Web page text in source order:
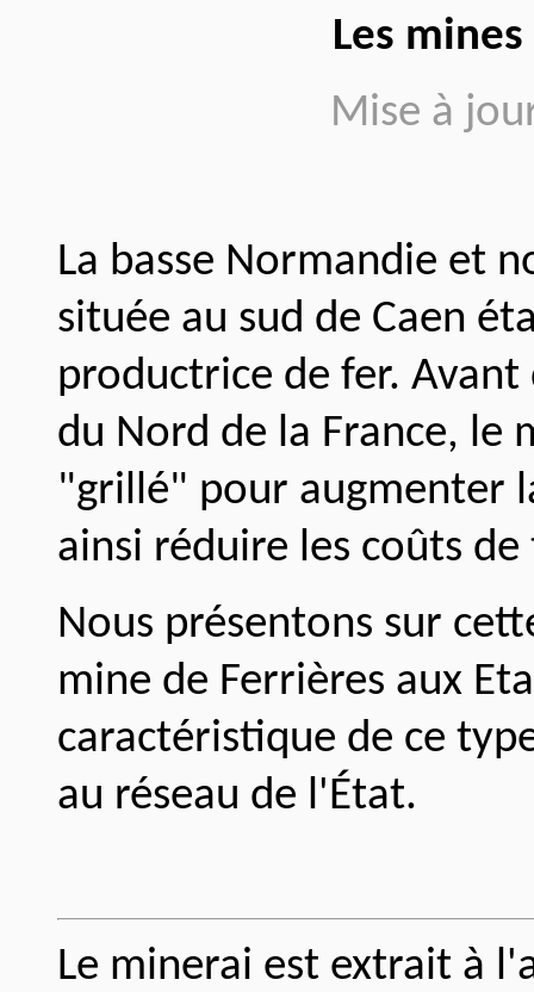
Les
Mise à
La basse Normandie et
située au sud de Caen
productrice de fer. Avant
du Nord de la France, le
"grillé" pour augmenter
ainsi réduire les coûts
Nous présentons sur
mine de Ferrières aux
caractéristique de ce
au réseau de l'État.
Le minerai est extrait à